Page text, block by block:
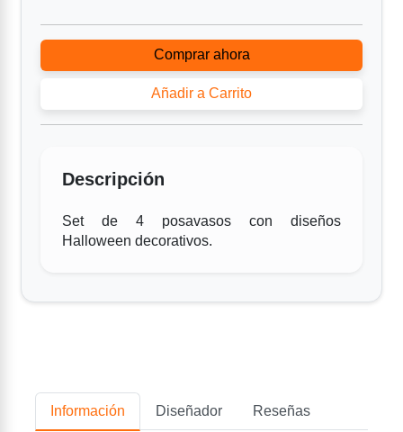
Comprar ahora
Añadir a Carrito
Descripción
Set de 4 posavasos con diseños
Halloween decorativos.
Información Diseñador Reseñas